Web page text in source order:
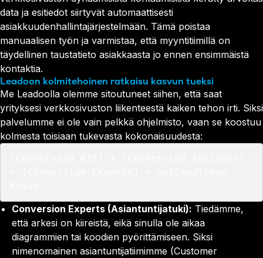
data ja esitiedot siirtyvät automaattisesti
asiakkuudenhallintajärjestelmään. Tämä poistaa
manuaalisen työn ja varmistaa, että myyntitiimillä on
täydellinen taustatieto asiakkaasta jo ennen ensimmäistä
kontaktia.
Leadoon kolmitehoinen ratkaisu kasvun tueksi
Me Leadoolla olemme sitoutuneet siihen, että saat
yrityksesi verkkosivuston liikenteestä kaiken tehon irti. Siksi
palvelumme ei ole vain pelkkä ohjelmisto, vaan se koostuu
kolmesta toisiaan tukevasta kokonaisuudesta:
Conversion Experts (Asiantuntijatuki): Tiedämme,
että arkesi on kiireistä, eikä sinulla ole aikaa
diagrammien tai koodien pyörittämiseen. Siksi
nimenomainen asiantuntijatiimimme (Customer